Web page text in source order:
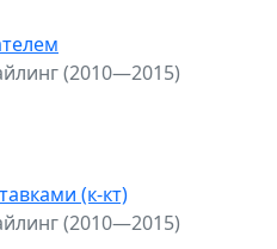
(2010—2015)
(к-кт)
(2010—2015)